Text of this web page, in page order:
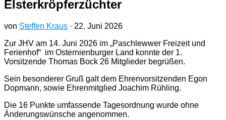
Elsterkröpferzüchter
von Steffen Kraus · 22. Juni 2026
Zur JHV am 14. Juni 2026 im „Paschlewwer Freizeit und
Ferienhof“ im Osternienburger Land konnte der 1.
Vorsitzende Thomas Bock 26 Mitglieder begrüßen.
Sein besonderer Gruß galt dem Ehrenvorsitzenden Egon
Dopmann, sowie Ehrenmitglied Joachim Rühling.
Die 16 Punkte umfassende Tagesordnung wurde ohne
Änderungswünsche angenommen.